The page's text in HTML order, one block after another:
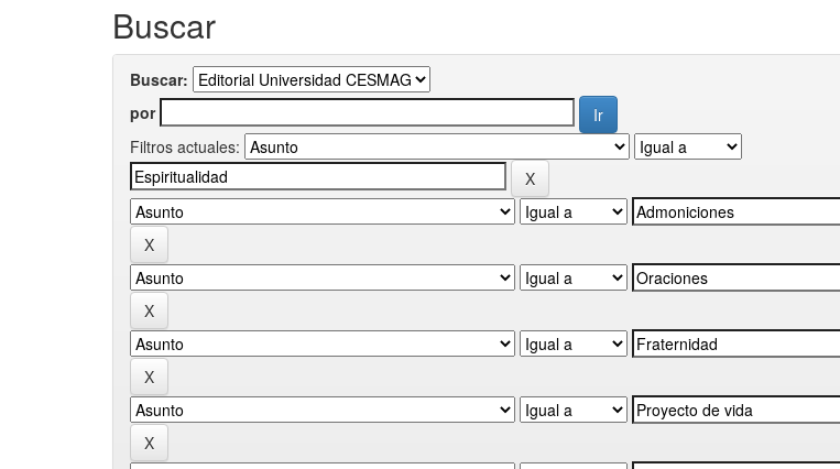
Buscar
Buscar:
por
Filtros actuales: